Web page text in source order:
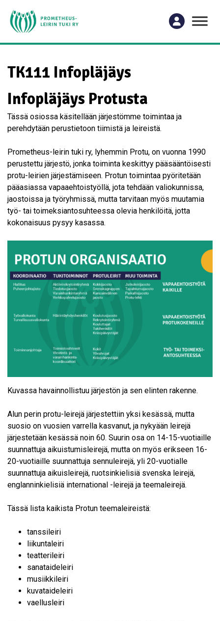
TK111 Infopläjäys
Infopläjäys Protusta
Tässä osiossa käsitellään järjestömme toimintaa ja
perehdytään perustietoon tiimistä ja leireistä.
Prometheus-leirin tuki ry, lyhemmin Protu, on vuonna 1990
perustettu järjestö, jonka toiminta keskittyy pääsääntöisesti
protu-leirien järjestämiseen. Protun toimintaa pyöritetään
pääasiassa vapaaehtoistyöllä, jota tehdään valiokunnissa,
jaostoissa ja työryhmissä, mutta tarvitaan myös muutamia
työ- tai toimeksiantosuhteessa olevia henkilöitä, jotta
kokonaisuus pysyy kasassa.
Kuvassa havainnollistuu järjestön ja sen elinten rakenne.
Alun perin protu-leirejä järjestettiin yksi kesässä, mutta
suosio on vuosien varrella kasvanut, ja nykyään leirejä
järjestetään kesässä noin 60. Suurin osa on 14-15-vuotiaille
suunnattuja aikuistumisleirejä, mutta on myös erikseen 16-
20-vuotiaille suunnattuja sennuleirejä, yli 20-vuotialle
suunnattuja aikuisleirejä, ruotsinkielisiä svenska leirejä,
englanninkielisiä international -leirejä ja teemaleirejä.
Tässä lista kaikista Protun teemaleireistä:
tanssileiri
liikuntaleiri
teatterileiri
sanataideleiri
musiikkileiri
kuvataideleiri
vaellusleiri